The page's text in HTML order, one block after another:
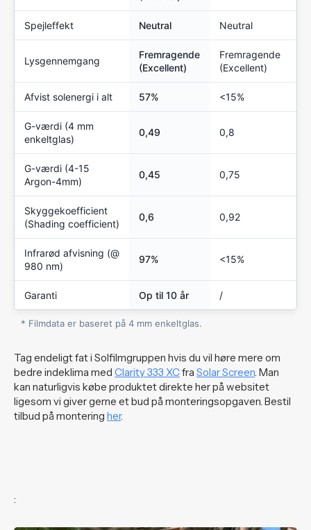
Spejleffekt Neutral Neutral
Lysgennemgang
Fremragende
(Excellent)
Fremragende
(Excellent)
Afvist solenergi i alt 57% <15%
G-værdi (4 mm
enkeltglas)
0,49 0,8
G-værdi (4-15
Argon-4mm)
0,45 0,75
Skyggekoefficient
(Shading coefficient)
0,6 0,92
Infrarød afvisning (@
980 nm)
97% <15%
Garanti Op til 10 år /
* Filmdata er baseret på 4 mm enkeltglas.
Tag endeligt fat i Solfilmgruppen hvis du vil høre mere om
bedre indeklima med Clarity 333 XCfra Solar Screen. Man
kan naturligvis købe produktet direkte her på websitet
ligesom vi giver gerne et bud på monteringsopgaven. Bestil
tilbud på montering her.
: